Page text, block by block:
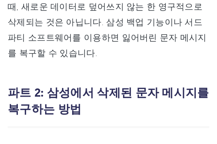
때, 새로운 데이터로 덮어쓰지 않는 한 영구적으로
삭제되는 것은 아닙니다. 삼성 백업 기능이나 서드
파티 소프트웨어를 이용하면 잃어버린 문자 메시지
를 복구할 수 있습니다.
파트 2: 삼성에서 삭제된 문자 메시지를
복구하는 방법